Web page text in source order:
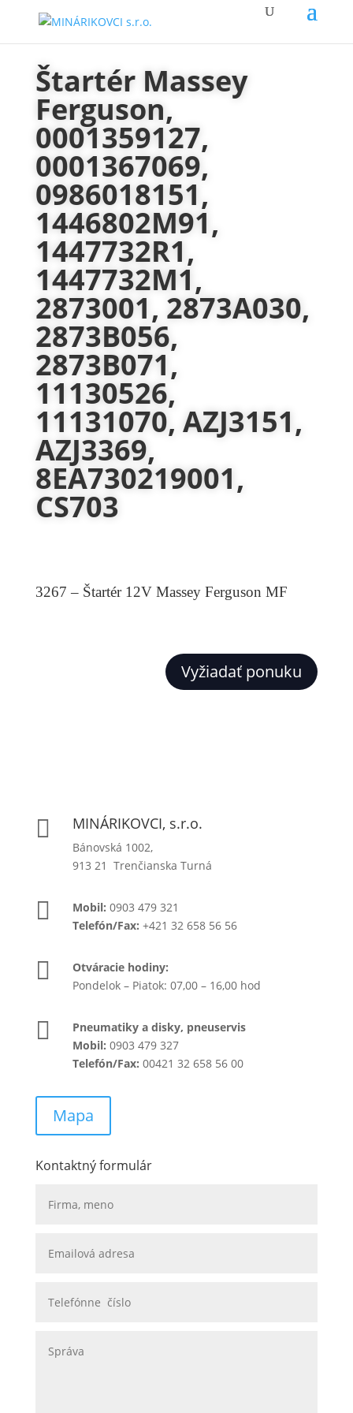
Štartér Massey
Ferguson,
0001359127,
0001367069,
0986018151,
1446802M91,
1447732R1,
1447732M1,
2873001, 2873A030,
2873B056,
2873B071,
11130526,
11131070, AZJ3151,
AZJ3369,
8EA730219001,
CS703
3267 – Štartér 12V Massey Ferguson MF
Vyžiadať ponuku
 MINÁRIKOVCI, s.r.o.
Bánovská 1002,
913 21 Trenčianska Turná
 Mobil: 0903 479 321
Telefón/Fax: +421 32 658 56 56

Otváracie hodiny:
Pondelok – Piatok: 07,00 – 16,00 hod

Pneumatiky a disky, pneuservis
Mobil: 0903 479 327
Telefón/Fax: 00421 32 658 56 00
Mapa
Kontaktný formulár